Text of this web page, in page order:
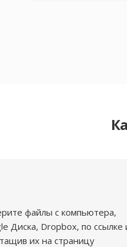
файлы с компьютера,
Диска, Dropbox, по ссылке
их на страницу